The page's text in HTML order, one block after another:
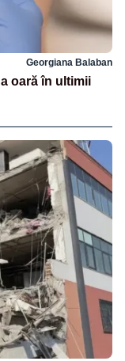
Georgiana Balaban
oară în ultimii